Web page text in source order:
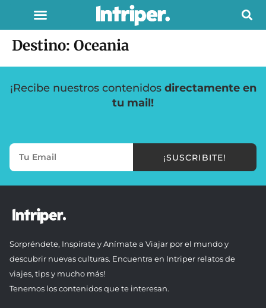
Destino: Oceania
¡Recibe nuestros contenidos directamente en
tu mail!
¡SUSCRIBITE!
Sorpréndete, Inspírate y Anímate a Viajar por el mundo y
descubrir nuevas culturas. Encuentra en Intriper relatos de
viajes, tips y mucho más!
Tenemos los contenidos que te interesan.